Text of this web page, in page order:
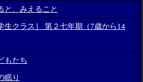
と、みえること
生クラス］ 第２七年期（7歳から14
もたち
眠り